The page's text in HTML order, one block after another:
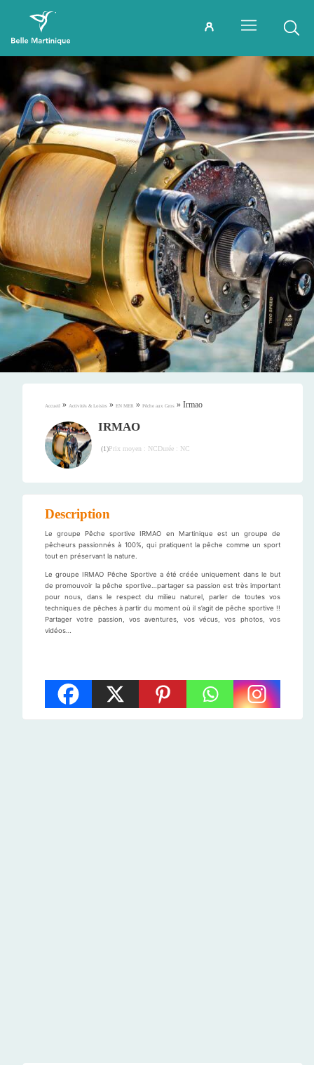
Accueil » Activités & Loisirs » EN MER » Pêche aux Gros » Irmao
IRMAO
(1)Prix moyen : NCDurée : NC
Description
Le groupe Pêche sportive IRMAO en Martinique est un groupe de
pêcheurs passionnés à 100%, qui pratiquent la pêche comme un sport
tout en préservant la nature.
Le groupe IRMAO Pêche Sportive a été créée uniquement dans le but
de promouvoir la pêche sportive…partager sa passion est très important
pour nous, dans le respect du milieu naturel, parler de toutes vos
techniques de pêches à partir du moment où il s’agit de pêche sportive !!
Partager votre passion, vos aventures, vos vécus, vos photos, vos
vidéos…